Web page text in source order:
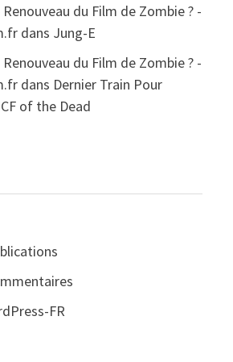
du Film de Zombie ? -
dans Jung-E
du Film de Zombie ? -
dans Dernier Train Pour
of the Dead
FR